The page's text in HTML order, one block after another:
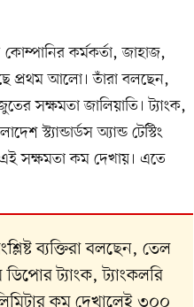
কর্মকর্তা, জাহাজ,
প্রথম আলো। তাঁরা বলছেন,
সক্ষমতা জালিয়াতি। ট্যাংক,
স্ট্যান্ডার্ডস অ্যান্ড টেস্টিং
এই সক্ষমতা কম দেখায়। এতে
ব্যক্তিরা বলছেন, তেল
ডিপোর ট্যাংক, ট্যাংকলরি